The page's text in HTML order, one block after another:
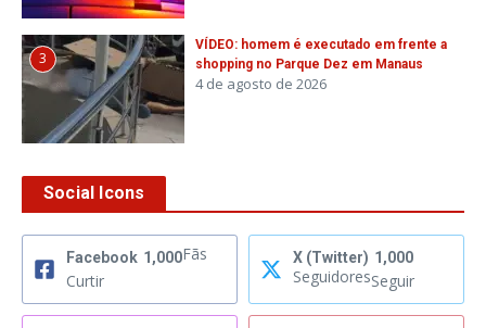
3
VÍDEO: homem é executado em frente a
shopping no Parque Dez em Manaus
4 de agosto de 2026
Social Icons
Facebook 1,000Fãs
Curtir
X (Twitter) 1,000
SeguidoresSeguir